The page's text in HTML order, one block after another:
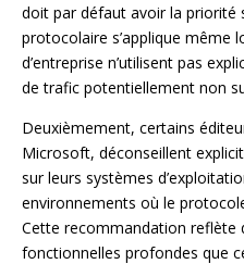
doit par défaut avoir la priorité
protocolaire s’applique même
d’entreprise n’utilisent pas
de trafic potentiellement non
Deuxièmement, certains
Microsoft, déconseillent
sur leurs systèmes
environnements où le
Cette recommandation reflète
fonctionnelles profondes que